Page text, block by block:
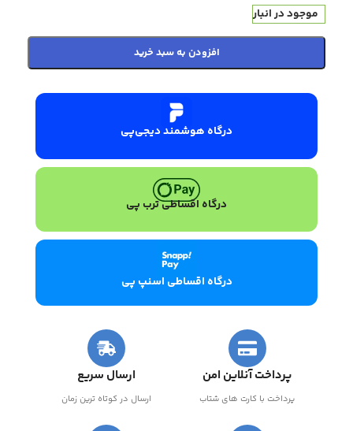
موجود در انبار
افزودن به سبد خرید
درگاه هوشمند دیجی‌پی
درگاه اقساطی ترب پی
درگاه اقساطی اسنپ پی
پرداخت آنلاین امن
پرداخت با کارت های شتاب
ارسال سریع
ارسال در کوتاه ترین زمان